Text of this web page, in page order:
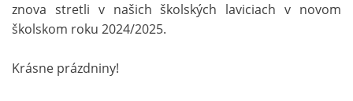
znova stretli v našich školských laviciach v novom
školskom roku 2024/2025.
Krásne prázdniny!